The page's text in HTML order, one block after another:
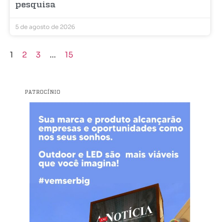
pesquisa
5 de agosto de 2026
1 2 3 … 15
PATROCÍNIO